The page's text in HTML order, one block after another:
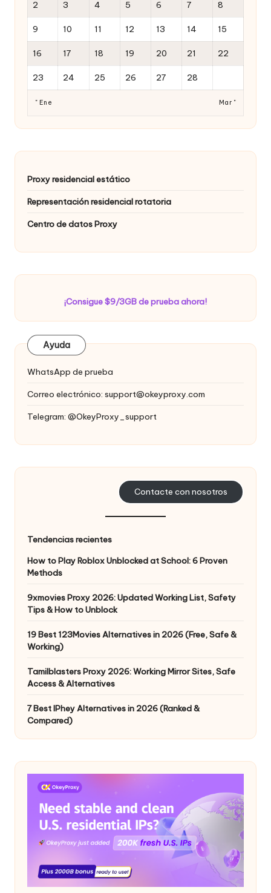
2 3 4 5 6 7 8
9 10 11 12 13 14 15
16 17 18 19 20 21 22
23 24 25 26 27 28
" Ene Mar "
Proxy residencial estático
Representación residencial rotatoria
Centro de datos Proxy
¡Consigue $9/3GB de prueba ahora!
Ayuda
WhatsApp de prueba
Correo electrónico: support@okeyproxy.com
Telegram: @OkeyProxy_support
Contacte con nosotros
Tendencias recientes
How to Play Roblox Unblocked at School: 6 Proven
Methods
9xmovies Proxy 2026: Updated Working List, Safety
Tips & How to Unblock
19 Best 123Movies Alternatives in 2026 (Free, Safe &
Working)
Tamilblasters Proxy 2026: Working Mirror Sites, Safe
Access & Alternatives
7 Best IPhey Alternatives in 2026 (Ranked &
Compared)